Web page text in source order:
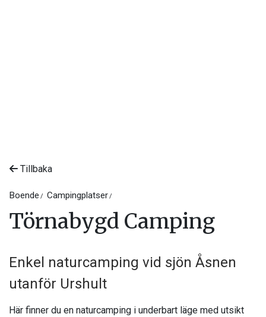
Tillbaka
Boende Campingplatser
Törnabygd Camping
Enkel naturcamping vid sjön Åsnen
utanför Urshult
Här finner du en naturcamping i underbart läge med utsikt